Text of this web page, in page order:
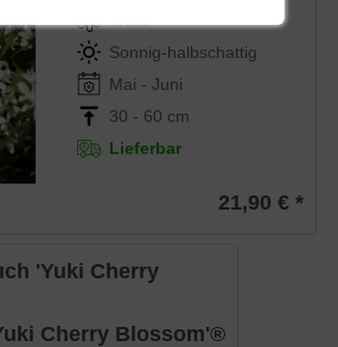
Sonnig-halbschattig
Mai - Juni
30 - 60 cm
Lieferbar
21,90 € *
Cherry Blossom'®